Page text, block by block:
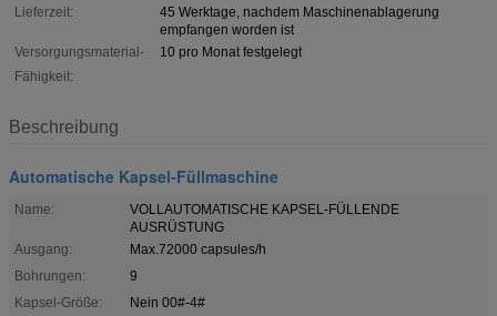
Lieferzeit:
45 Werktage, nachdem Maschinenablagerung
empfangen worden ist
Versorgungsmaterial-
Fähigkeit:
10 pro Monat festgelegt
Beschreibung
Automatische Kapsel-Füllmaschine
Name:
VOLLAUTOMATISCHE KAPSEL-FÜLLENDE
AUSRÜSTUNG
Ausgang:
Max.72000 capsules/h
Bohrungen:
9
Kapsel-Größe:
Nein 00#-4#